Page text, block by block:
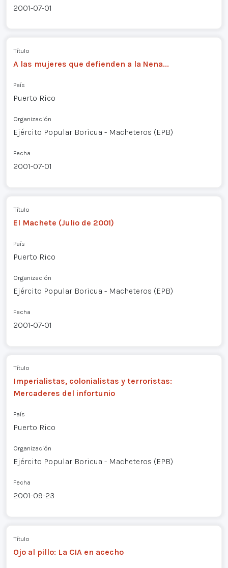
2001-07-01
Título
A las mujeres que defienden a la Nena...
País
Puerto Rico
Organización
Ejército Popular Boricua - Macheteros (EPB)
Fecha
2001-07-01
Título
El Machete (Julio de 2001)
País
Puerto Rico
Organización
Ejército Popular Boricua - Macheteros (EPB)
Fecha
2001-07-01
Título
Imperialistas, colonialistas y terroristas:
Mercaderes del infortunio
País
Puerto Rico
Organización
Ejército Popular Boricua - Macheteros (EPB)
Fecha
2001-09-23
Título
Ojo al pillo: La CIA en acecho